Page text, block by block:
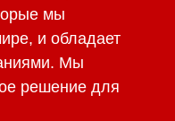
мы
и обладает
Мы
решение для